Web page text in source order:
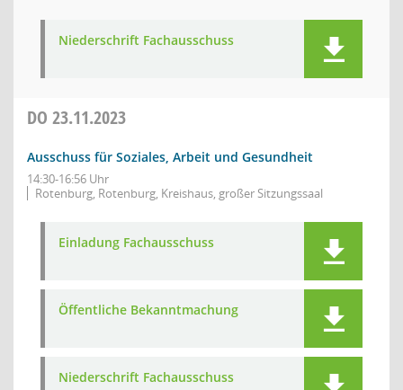
Niederschrift Fachausschuss
DO 23.11.2023
Ausschuss für Soziales, Arbeit und Gesundheit
14:30-16:56 Uhr
Rotenburg, Rotenburg, Kreishaus, großer Sitzungssaal
Einladung Fachausschuss
Öffentliche Bekanntmachung
Niederschrift Fachausschuss